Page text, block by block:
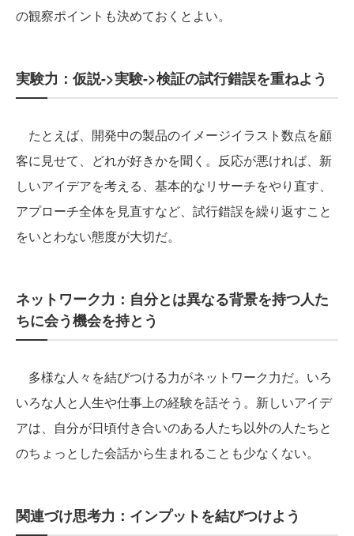
の観察ポイントも決めておくとよい。
実験力：仮説->実験->検証の試行錯誤を重ねよう
たとえば、開発中の製品のイメージイラスト数点を顧
客に見せて、どれが好きかを聞く。反応が悪ければ、新
しいアイデアを考える、基本的なリサーチをやり直す、
アプローチ全体を見直すなど、試行錯誤を繰り返すこと
をいとわない態度が大切だ。
ネットワーク力：自分とは異なる背景を持つ人た
ちに会う機会を持とう
多様な人々を結びつける力がネットワーク力だ。いろ
いろな人と人生や仕事上の経験を話そう。新しいアイデ
アは、自分が日頃付き合いのある人たち以外の人たちと
のちょっとした会話から生まれることも少なくない。
関連づけ思考力：インプットを結びつけよう